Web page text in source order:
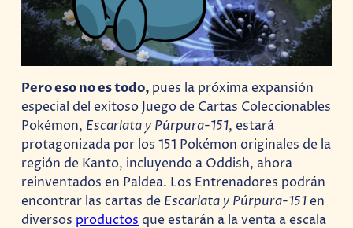
Pero eso no es todo, pues la próxima expansión
especial del exitoso Juego de Cartas Coleccionables
Pokémon, Escarlata y Púrpura-151, estará
protagonizada por los 151 Pokémon originales de la
región de Kanto, incluyendo a Oddish, ahora
reinventados en Paldea. Los Entrenadores podrán
encontrar las cartas de Escarlata y Púrpura-151en
diversos productos que estarán a la venta a escala